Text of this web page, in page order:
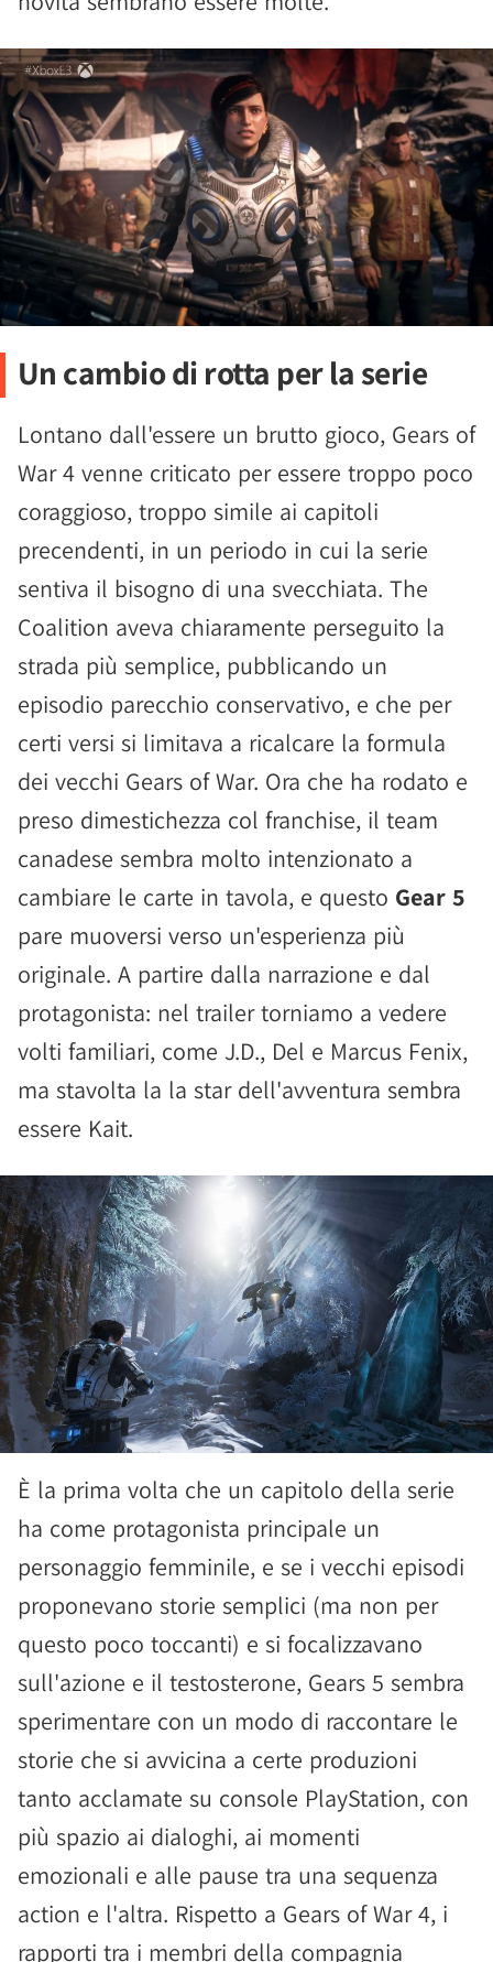
Un cambio di rotta per la serie
Lontano dall'essere un brutto gioco, Gears of
War 4 venne criticato per essere troppo poco
coraggioso, troppo simile ai capitoli
precendenti, in un periodo in cui la serie
sentiva il bisogno di una svecchiata. The
Coalition aveva chiaramente perseguito la
strada più semplice, pubblicando un
episodio parecchio conservativo, e che per
certi versi si limitava a ricalcare la formula
dei vecchi Gears of War. Ora che ha rodato e
preso dimestichezza col franchise, il team
canadese sembra molto intenzionato a
cambiare le carte in tavola, e questo Gear 5
pare muoversi verso un'esperienza più
originale. A partire dalla narrazione e dal
protagonista: nel trailer torniamo a vedere
volti familiari, come J.D., Del e Marcus Fenix,
ma stavolta la la star dell'avventura sembra
essere Kait.
È la prima volta che un capitolo della serie
ha come protagonista principale un
personaggio femminile, e se i vecchi episodi
proponevano storie semplici (ma non per
questo poco toccanti) e si focalizzavano
sull'azione e il testosterone, Gears 5 sembra
sperimentare con un modo di raccontare le
storie che si avvicina a certe produzioni
tanto acclamate su console PlayStation, con
più spazio ai dialoghi, ai momenti
emozionali e alle pause tra una sequenza
action e l'altra. Rispetto a Gears of War 4, i
rapporti tra i membri della compagnia